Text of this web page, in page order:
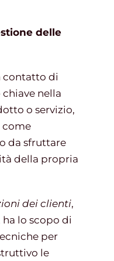
delle
contatto di
nella
o servizio,
come
da sfruttare
della propria
dei clienti,
lo scopo di
per
le